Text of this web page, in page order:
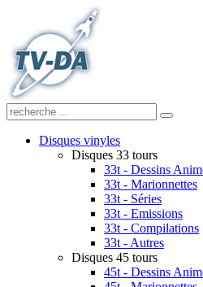
Disques vinyles
Disques 33 tours
33t - Dessins
33t - Marionnettes
33t - Séries
33t - Emissions
33t - Compilations
33t - Autres
Disques 45 tours
45t - Dessins